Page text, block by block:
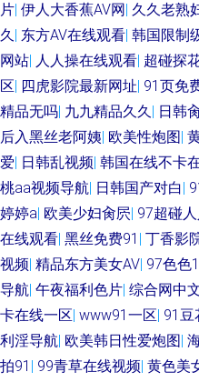
片| 伊人大香蕉AV网| 久久老熟
久| 东方AV在线观看| 韩国限制
网站| 人人操在线观看| 超碰探
区| 四虎影院最新网址| 91页免
精品无吗| 九九精品久久| 日韩
后入黑丝老阿姨| 欧美性炮图|
爱| 日韩乱视频| 韩国在线不卡
桃aa视频导航| 日韩国产对白|
婷婷a| 欧美少妇肏屄| 97超碰
在线观看| 黑丝免费91 | 丁香影
视频| 精品东方美女AV| 97色色1
导航| 午夜福利色片| 综合网中
卡在线一区| www91一区| 91豆
利淫导航| 欧美韩日性爱炮图|
拍91 | 99青草在线视频| 黄色美